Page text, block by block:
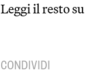
Leggi il resto su
CONDIVIDI